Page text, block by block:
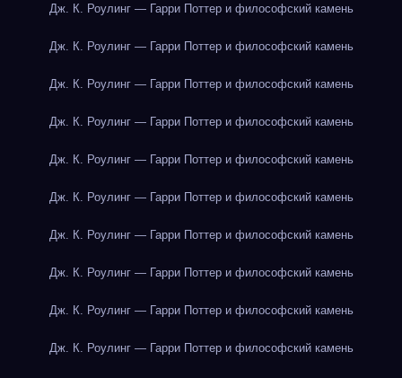
Дж. К. Роулинг — Гарри Поттер и философский камень
Дж. К. Роулинг — Гарри Поттер и философский камень
Дж. К. Роулинг — Гарри Поттер и философский камень
Дж. К. Роулинг — Гарри Поттер и философский камень
Дж. К. Роулинг — Гарри Поттер и философский камень
Дж. К. Роулинг — Гарри Поттер и философский камень
Дж. К. Роулинг — Гарри Поттер и философский камень
Дж. К. Роулинг — Гарри Поттер и философский камень
Дж. К. Роулинг — Гарри Поттер и философский камень
Дж. К. Роулинг — Гарри Поттер и философский камень